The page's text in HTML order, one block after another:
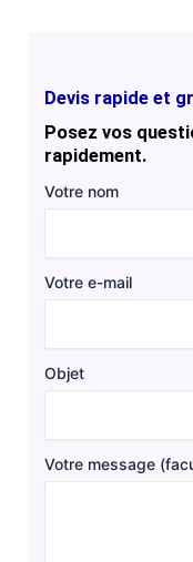
Devis rapide et
Posez vos
rapidement.
Votre nom
Votre e-mail
Objet
Votre message